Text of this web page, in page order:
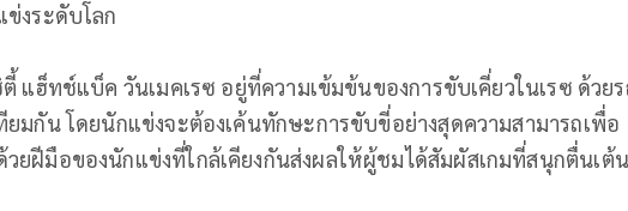
งระดับโลก
แฮ็ทช์แบ็ค วันเมคเรซ อยู่ที่ความเข้มข้นของการขับเคี่ยวในเรซ ด้วย
ยมกัน โดยนักแข่งจะต้องเค้นทักษะการขับขี่อย่างสุดความสามารถเพื่อ
ยฝีมือของนักแข่งที่ใกล้เคียงกันส่งผลให้ผู้ชมได้สัมผัสเกมที่สนุกตื่นเต้